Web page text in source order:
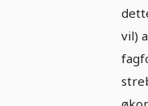
vil)